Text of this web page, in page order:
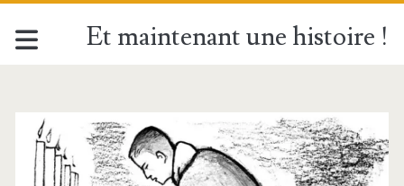
Et maintenant une histoire !
Étiquette :